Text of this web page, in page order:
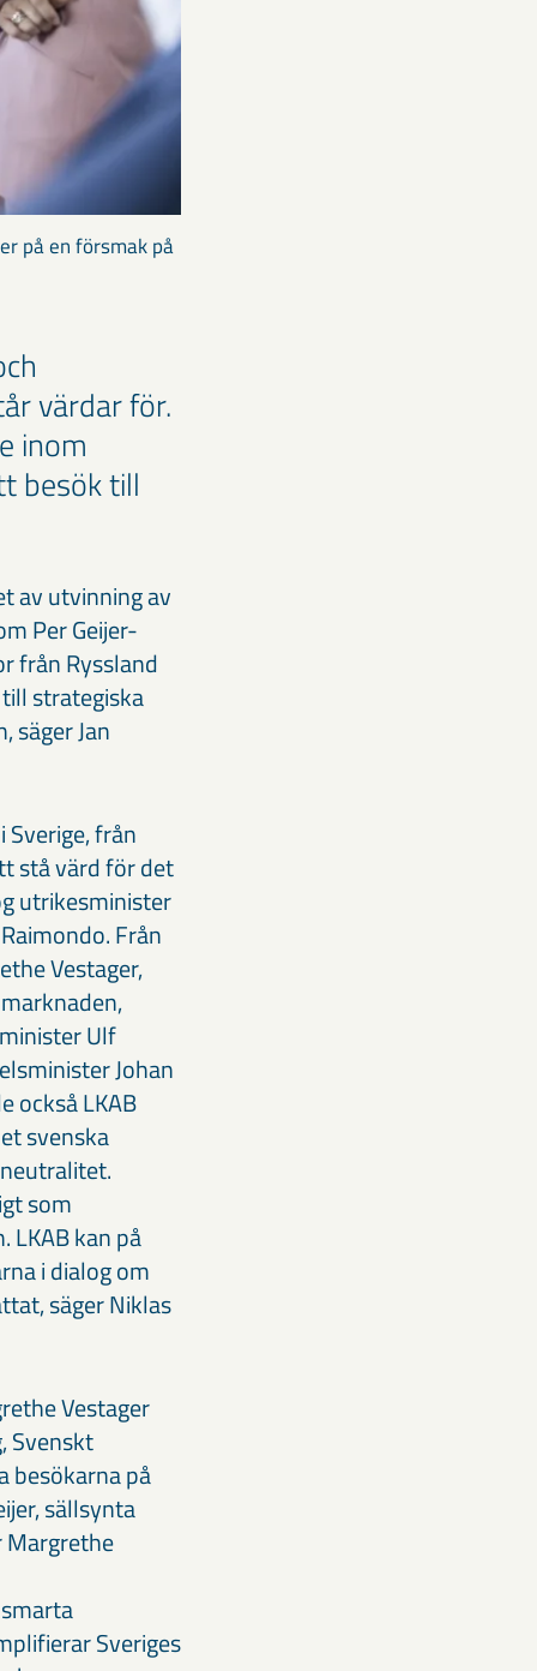
på en försmak på
värdar för.
inom
besök till
av utvinning av
Per Geijer-
från Ryssland
strategiska
säger Jan
från
stå värd för det
utrikesminister
Från
Vestager,
Ulf
Johan
också LKAB
svenska
som
kan på
i dialog om
säger Niklas
Vestager
Svenskt
besökarna på
sällsynta
Sveriges